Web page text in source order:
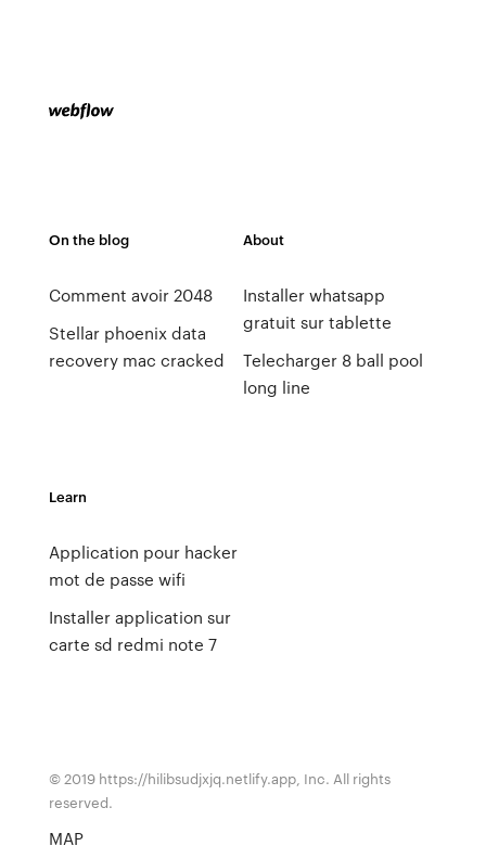
On the blog
Comment avoir 2048
Stellar phoenix data
recovery mac cracked
About
Installer whatsapp
gratuit sur tablette
Telecharger 8 ball pool
long line
Learn
Application pour hacker
mot de passe wifi
Installer application sur
carte sd redmi note 7
© 2019 https://hilibsudjxjq.netlify.app, Inc. All rights
reserved.
MAP